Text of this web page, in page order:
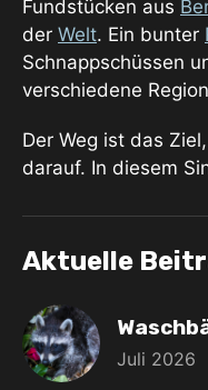
Fundstücken aus
der Welt. Ein bunter
Schnappschüssen
verschiedene
Der Weg ist das
darauf. In diesem
Aktuelle
Juli 2026